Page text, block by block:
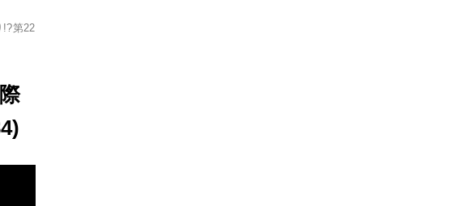
第22回上海国際映画祭での日本作品を振り返り＜写真34点＞